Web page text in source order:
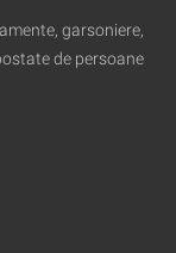
garsoniere,
de persoane